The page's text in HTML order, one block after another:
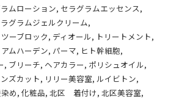
ムローション セラグラムエッセンス
グラムジェルクリーム
ツーブロック ディオール
トリートメント
ムハーデン パーマ ヒト幹細胞
ブリーチ ヘアカラー ポリシュオイル
ンズカット リリー美容室 ルイビトン
め 化粧品 北区 着付け 北区美容室